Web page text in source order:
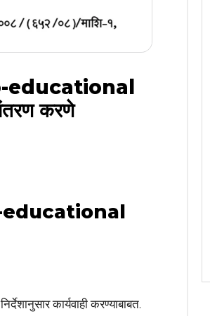
educational
करणे
कार्यवाही करण्याबाबत.